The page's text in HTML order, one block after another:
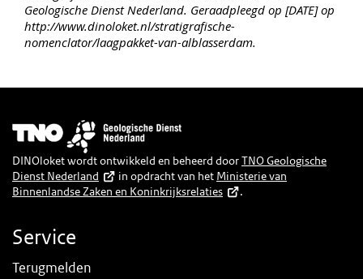
Geologische Dienst Nederland. Geraadpleegd op [DATE] op
http://www.dinoloket.nl/stratigrafische-
nomenclator/laagpakket-van-alblasserdam.
Afbeelding
DINOloket wordt ontwikkeld en beheerd doorTNO Geologische
Dienst Nederland
in opdracht van het Ministerie van
Binnenlandse Zaken en Koninkrijksrelaties
.
Service
Terugmelden